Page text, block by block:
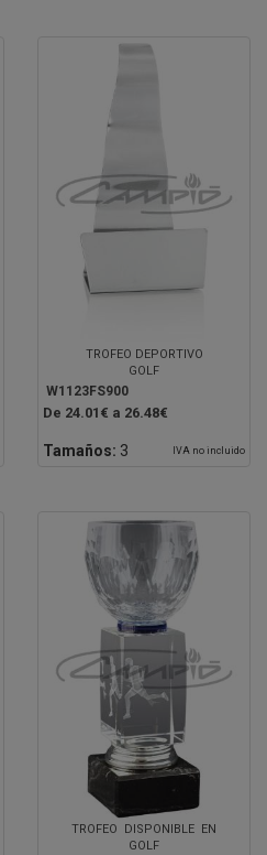
TROFEO DEPORTIVO
GOLF
W1123FS900
De 24.01€ a 26.48€
Tamaños: 3 IVA no incluido
TROFEO DISPONIBLE EN
GOLF